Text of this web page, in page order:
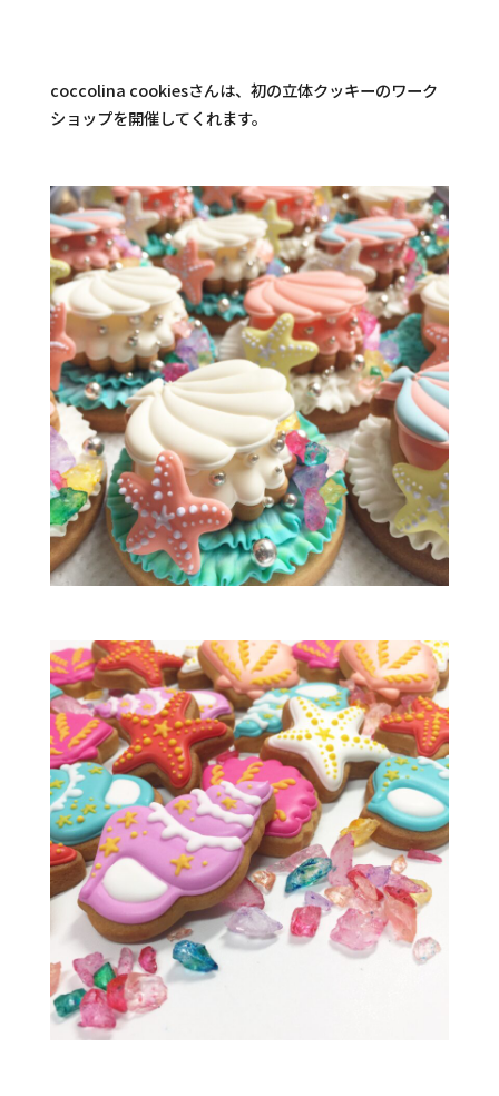
coccolina cookiesさんは、初の立体クッキーのワーク
ショップを開催してくれます。